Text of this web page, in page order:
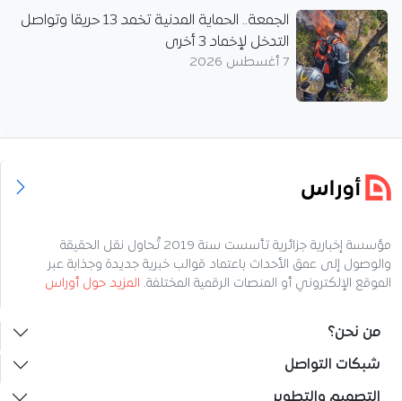
الجمعة.. الحماية المدنية تخمد 13 حريقا وتواصل
التدخل لإخماد 3 أخرى
7 أغسطس 2026
مؤسسة إخبارية جزائرية تأسست سنة 2019 تُحاول نقل الحقيقة
والوصول إلى عمق الأحداث باعتماد قوالب خبرية جديدة وجذابة عبر
الموقع الإلكتروني أو المنصات الرقمية المختلفة. المزيد حول أوراس
من نحن؟
شبكات التواصل
التصميم والتطوير